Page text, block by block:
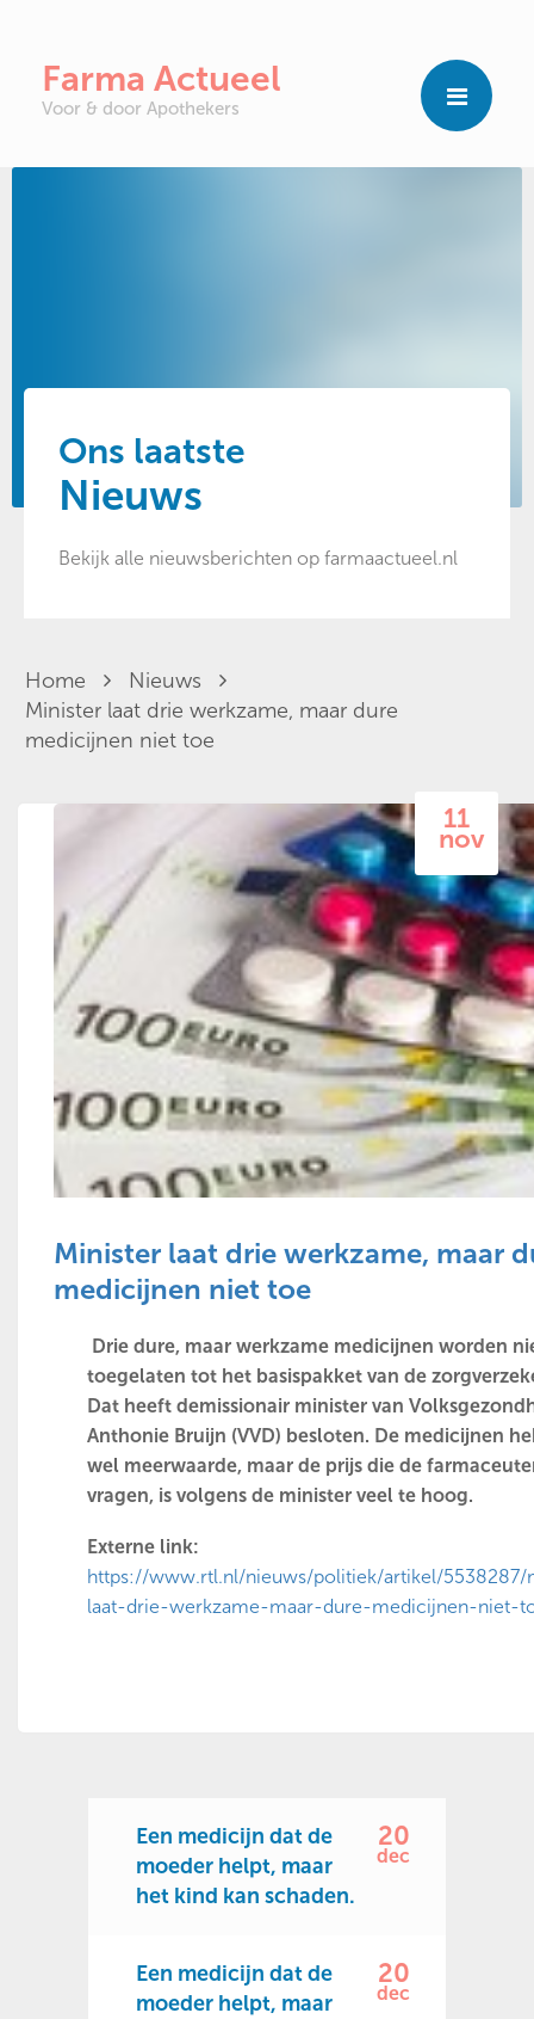
Farma Actueel
Voor & door Apothekers
Ons laatste
Nieuws
Bekijk alle nieuwsberichten op farmaactueel.nl
Home
Nieuws
Minister laat drie werkzame, maar dure
medicijnen niet toe
11
nov
Minister laat drie werkzame, maar
medicijnen niet toe
Drie dure, maar werkzame medicijnen worden
toegelaten tot het basispakket van de
Dat heeft demissionair minister van
Anthonie Bruijn (VVD) besloten. De medicijnen
wel meerwaarde, maar de prijs die de
vragen, is volgens de minister veel te hoog.
Externe link:
https://www.rtl.nl/nieuws/politiek/artikel/5538287/
laat-drie-werkzame-maar-dure-medicijnen-niet-
Een medicijn dat de
moeder helpt, maar
het kind kan schaden.
20
dec
Een medicijn dat de
moeder helpt, maar
20
dec